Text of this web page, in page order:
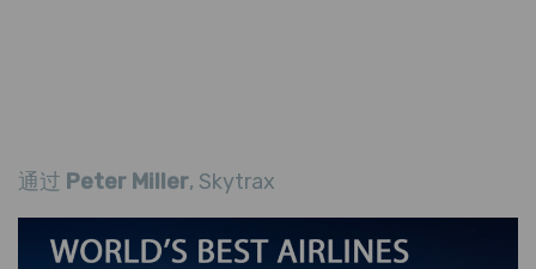
通过 Peter Miller, Skytrax